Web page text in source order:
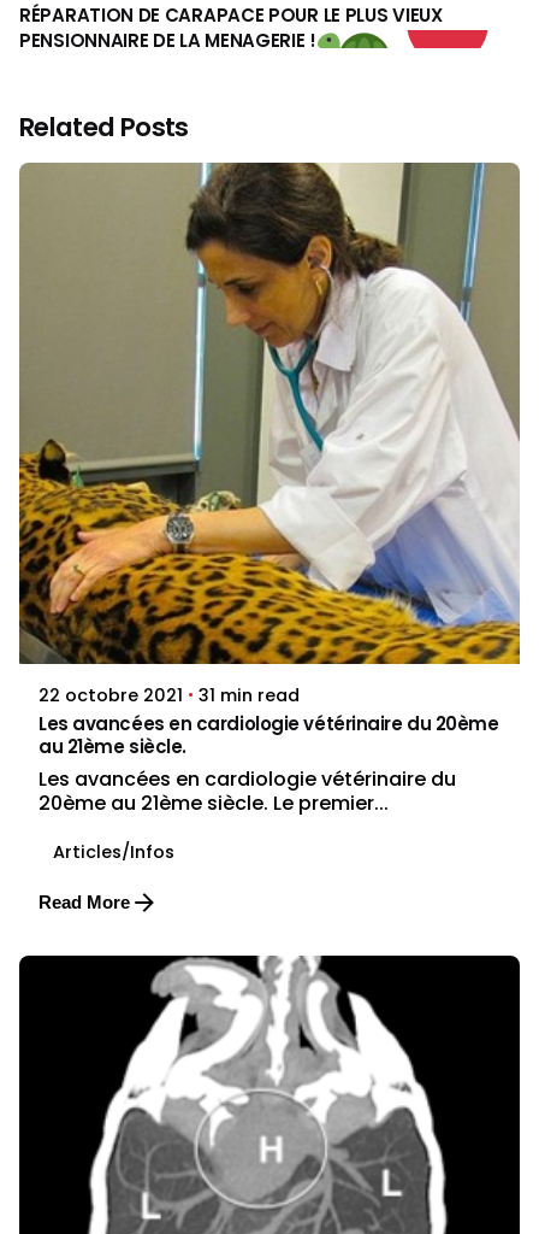
RÉPARATION DE CARAPACE POUR LE PLUS VIEUX
PENSIONNAIRE DE LA MENAGERIE !
Related Posts
Posted by
dylan.duby
22 octobre 2021 31 min read
Les avancées en cardiologie vétérinaire du 20ème
au 21ème siècle.
Les avancées en cardiologie vétérinaire du
20ème au 21ème siècle. Le premier...
Articles/Infos
Read More